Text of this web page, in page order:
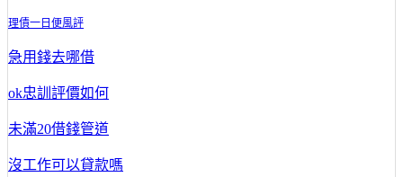
理債一日便風評
急用錢去哪借
ok忠訓評價如何
未滿20借錢管道
沒工作可以貸款嗎